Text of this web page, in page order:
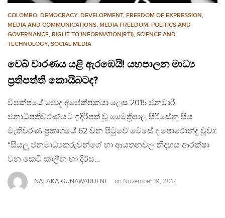
COLOMBO, DEMOCRACY, DEVELOPMENT, FREEDOM OF EXPRESSION,
MEDIA AND COMMUNICATIONS, MEDIA FREEDOM, POLITICS AND
GOVERNANCE, RIGHT TO INFORMATION(RTI), SCIENCE AND
TECHNOLOGY, SOCIAL MEDIA
වෙබ් වාරණය යළි ඇරඹෙයි! යහපාලන මාධ්‍ය
ප්‍රතිපත්ති කොයිබටද?
විපක්ෂයේ පොදු අපේක්ෂකයා ලෙස 2015 ජනවාරි
ජනාධිපතිවරණයට ඉදිරිපත් වූ මෛත්‍රීපාල සිරිසේන සිය
මැතිවරණ ප්‍රකාශයේ 62 වන පිටුවේ මෙසේ ද පොරොන්දු වූවා:
“සියලු ජනමාධ්‍යකරුවන්ගේ හා ආයතනවල නිදහස ආරක්ෂා
වන කෙටි කාලීන හා දීර්ඝ…
NALAKA GUNAWARDENE on November 19, 2017